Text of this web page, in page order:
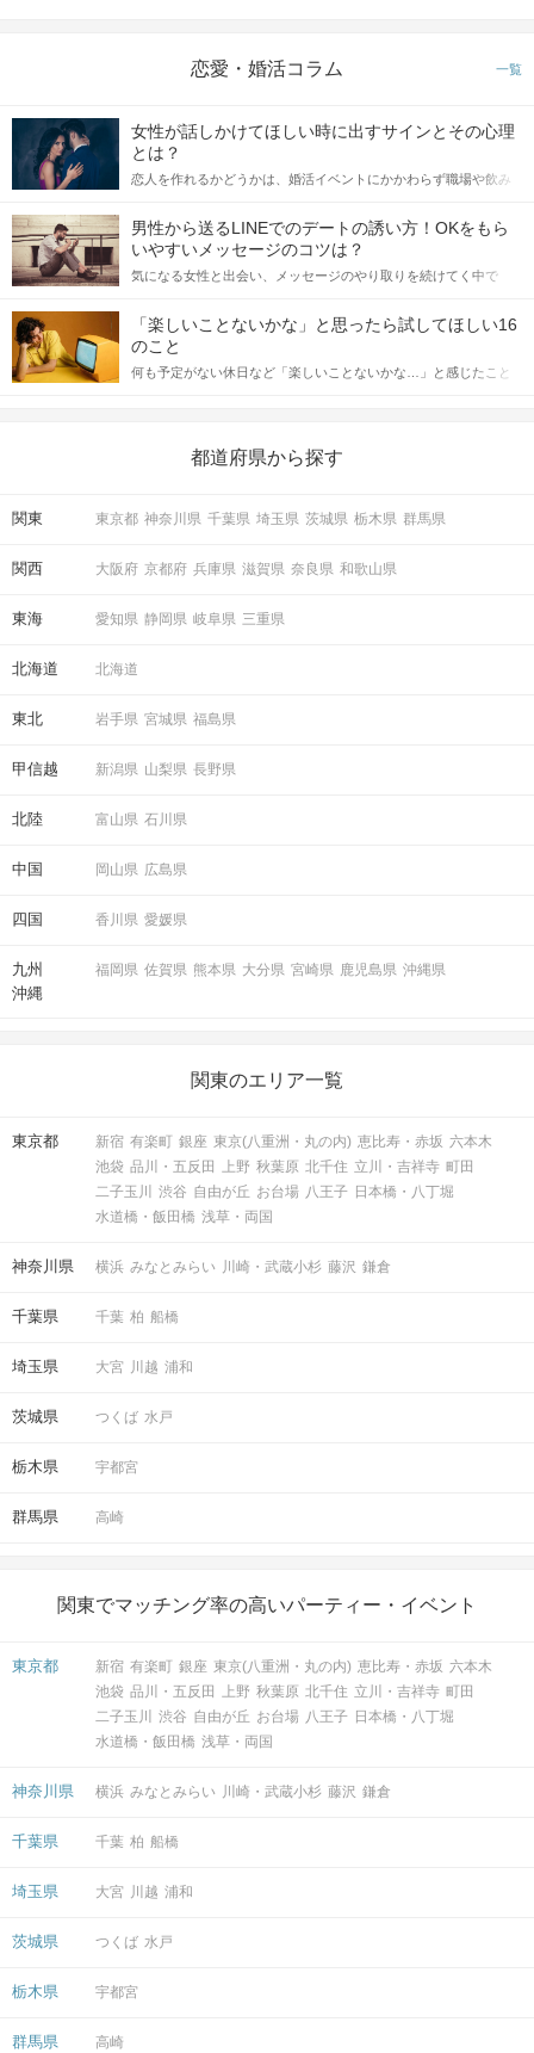
恋愛・婚活コラム 一覧
女性が話しかけてほしい時に出すサインとその心理
とは？
恋人を作れるかどうかは、婚活イベントにかかわらず職場や飲み
てアプローチできるかにも左右されます。 これから恋人作りを本
格的に始めようとしている方は、女性が異性を求めて出すサイン
をしっかりと理解し、正しい行動に移せるかどうかが重要。 この
記事では、女性が話しかけて欲しい時に出すサインとその心理を
合にどのような行動に繋げるべきかをご紹介していきます。
男性から送るLINEでのデートの誘い方！OKをもら
いやすいメッセージのコツは？
気になる女性と出会い、メッセージのやり取りを続けてく中で
しかし、中には「どう誘ったらいいの？」とお困りの男性もいら
っしゃるのではないでしょうか。 そこで今回は、男性から女性へ
送るLINEでのデートの誘い方のコツをご紹介します。例文も混じ
えながら解説するので、ぜひ参考にしてください。
「楽しいことないかな」と思ったら試してほしい16
のこと
何も予定がない休日など「楽しいことないかな…」と感じたこと
の楽しいことアイデアを集めました♪ いままさに楽しいことを探し
都道府県から探す
関東 東京都 神奈川県 千葉県 埼玉県 茨城県 栃木県 群馬県
関西 大阪府 京都府 兵庫県 滋賀県 奈良県 和歌山県
東海 愛知県 静岡県 岐阜県 三重県
北海道 北海道
東北 岩手県 宮城県 福島県
甲信越 新潟県 山梨県 長野県
北陸 富山県 石川県
中国 岡山県 広島県
四国 香川県 愛媛県
九州
沖縄
福岡県 佐賀県 熊本県 大分県 宮崎県 鹿児島県 沖縄県
関東のエリア一覧
東京都 新宿 有楽町 銀座 東京(八重洲・丸の内) 恵比寿・赤坂 六本木
池袋 品川・五反田 上野 秋葉原 北千住 立川・吉祥寺 町田
二子玉川
渋谷 自由が丘 お台場 八王子 日本橋・八丁堀
水道橋・飯田橋 浅草・両国
神奈川県 横浜 みなとみらい 川崎・武蔵小杉 藤沢 鎌倉
千葉県 千葉 柏 船橋
埼玉県 大宮 川越 浦和
茨城県 つくば 水戸
栃木県 宇都宮
群馬県 高崎
関東でマッチング率の高いパーティー・イベント
東京都 新宿 有楽町 銀座 東京(八重洲・丸の内) 恵比寿・赤坂 六本木
池袋 品川・五反田 上野 秋葉原 北千住 立川・吉祥寺 町田
二子玉川
渋谷 自由が丘 お台場 八王子 日本橋・八丁堀
水道橋・飯田橋 浅草・両国
神奈川県 横浜 みなとみらい 川崎・武蔵小杉 藤沢 鎌倉
千葉県 千葉 柏 船橋
埼玉県 大宮 川越 浦和
茨城県 つくば 水戸
栃木県 宇都宮
群馬県 高崎